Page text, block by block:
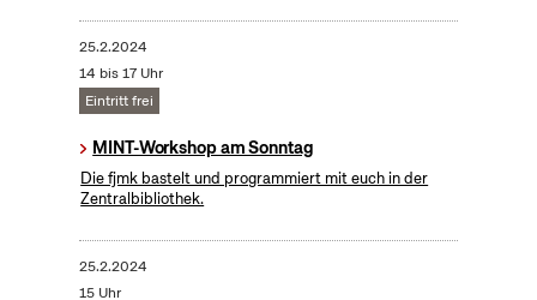
25.2.2024
14 bis 17 Uhr
Eintritt frei
MINT-Workshop am Sonntag
Die fjmk bastelt und programmiert mit euch in der
Zentralbibliothek.
25.2.2024
15 Uhr